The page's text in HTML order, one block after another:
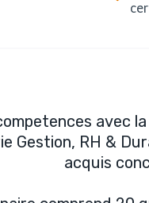
avec
Gestion, RH &
acquis